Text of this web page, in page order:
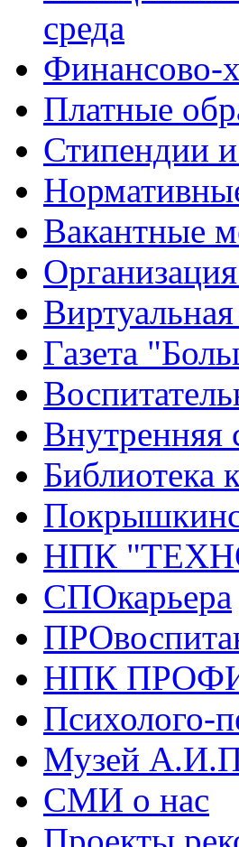
среда
Финансово-
Платные
Стипендии
Вакантные
Газета
Внутренняя
Библиотека
НПК
СПОкарьера
НПК
Психолого-
Музей
СМИ о нас